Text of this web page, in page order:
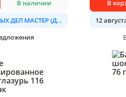
В наличии
СЫРНЫХ ДЕЛ МАСТЕР (ДАЛИМО)
В
12